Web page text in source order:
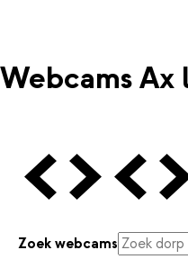
Webcams Ax
Vorige Webcam
Volgende Webcam
Vorige
Zoek webcams